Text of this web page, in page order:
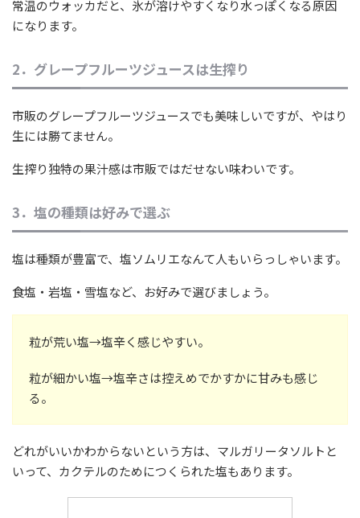
常温のウォッカだと、氷が溶けやすくなり水っぽくなる原因
になります。
2．グレープフルーツジュースは生搾り
市販のグレープフルーツジュースでも美味しいですが、やはり
生には勝てません。
生搾り独特の果汁感は市販ではだせない味わいです。
3．塩の種類は好みで選ぶ
塩は種類が豊富で、塩ソムリエなんて人もいらっしゃいます。
食塩・岩塩・雪塩など、お好みで選びましょう。
粒が荒い塩→塩辛く感じやすい。
粒が細かい塩→塩辛さは控えめでかすかに甘みも感じ
る。
どれがいいかわからないという方は、マルガリータソルトと
いって、カクテルのためにつくられた塩もあります。